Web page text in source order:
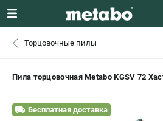
+7 (812) 407-39-48 - ЗАКАЗ
САНКТ-ПЕТЕРБУРГ
0 ₽
Торцовочные пилы
Пила торцовочная Metabo KGSV 72
Бесплатная доставка